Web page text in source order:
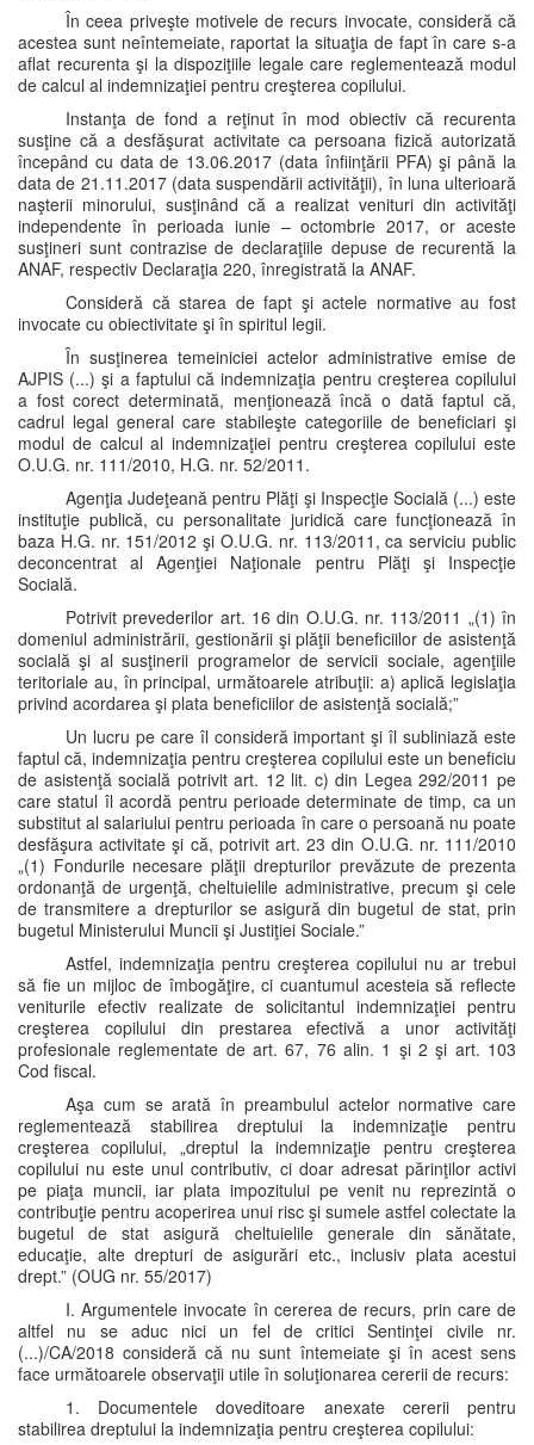
În ceea priveşte motivele de recurs invocate, consideră că
acestea sunt neîntemeiate, raportat la situaţia de fapt în care s-a
aflat recurenta şi la dispoziţiile legale care reglementează modul
de calcul al indemnizaţiei pentru creşterea copilului.
Instanţa de fond a reţinut în mod obiectiv că recurenta
susţine că a desfăşurat activitate ca persoana fizică autorizată
începând cu data de 13.06.2017 (data înfiinţării PFA) şi până la
data de 21.11.2017 (data suspendării activităţii), în luna ulterioară
naşterii minorului, susţinând că a realizat venituri din activităţi
independente în perioada iunie – octombrie 2017, or aceste
susţineri sunt contrazise de declaraţiile depuse de recurentă la
ANAF, respectiv Declaraţia 220, înregistrată la ANAF.
Consideră că starea de fapt şi actele normative au fost
invocate cu obiectivitate şi în spiritul legii.
În susţinerea temeiniciei actelor administrative emise de
AJPIS (...) şi a faptului că indemnizaţia pentru creşterea copilului
a fost corect determinată, menţionează încă o dată faptul că,
cadrul legal general care stabileşte categoriile de beneficiari şi
modul de calcul al indemnizaţiei pentru creşterea copilului este
O.U.G. nr. 111/2010, H.G. nr. 52/2011.
Agenţia Judeţeană pentru Plăţi şi Inspecţie Socială (...) este
instituţie publică, cu personalitate juridică care funcţionează în
baza H.G. nr. 151/2012 şi O.U.G. nr. 113/2011, ca serviciu public
deconcentrat al Agenţiei Naţionale pentru Plăţi şi Inspecţie
Socială.
Potrivit prevederilor art. 16 din O.U.G. nr. 113/2011 „(1) în
domeniul administrării, gestionării şi plăţii beneficiilor de asistenţă
socială şi al susţinerii programelor de servicii sociale, agenţiile
teritoriale au, în principal, următoarele atribuţii: a) aplică legislaţia
privind acordarea şi plata beneficiilor de asistenţă socială;”
Un lucru pe care îl consideră important şi îl subliniază este
faptul că, indemnizaţia pentru creşterea copilului este un beneficiu
de asistenţă socială potrivit art. 12 lit. c) din Legea 292/2011 pe
care statul îl acordă pentru perioade determinate de timp, ca un
substitut al salariului pentru perioada în care o persoană nu poate
desfăşura activitate şi că, potrivit art. 23 din O.U.G. nr. 111/2010
„(1) Fondurile necesare plăţii drepturilor prevăzute de prezenta
ordonanţă de urgenţă, cheltuielile administrative, precum şi cele
de transmitere a drepturilor se asigură din bugetul de stat, prin
bugetul Ministerului Muncii şi Justiţiei Sociale.”
Astfel, indemnizaţia pentru creşterea copilului nu ar trebui
să fie un mijloc de îmbogăţire, ci cuantumul acesteia să reflecte
veniturile efectiv realizate de solicitantul indemnizaţiei pentru
creşterea copilului din prestarea efectivă a unor activităţi
profesionale reglementate de art. 67, 76 alin. 1 şi 2 şi art. 103
Cod fiscal.
Aşa cum se arată în preambulul actelor normative care
reglementează stabilirea dreptului la indemnizaţie pentru
creşterea copilului, „dreptul la indemnizaţie pentru creşterea
copilului nu este unul contributiv, ci doar adresat părinţilor activi
pe piaţa muncii, iar plata impozitului pe venit nu reprezintă o
contribuţie pentru acoperirea unui risc şi sumele astfel colectate la
bugetul de stat asigură cheltuielile generale din sănătate,
educaţie, alte drepturi de asigurări etc., inclusiv plata acestui
drept.” (OUG nr. 55/2017)
I. Argumentele invocate în cererea de recurs, prin care de
altfel nu se aduc nici un fel de critici Sentinţei civile nr.
(...)/CA/2018 consideră că nu sunt întemeiate şi în acest sens
face următoarele observaţii utile în soluţionarea cererii de recurs:
1. Documentele doveditoare anexate cererii pentru
stabilirea dreptului la indemnizaţia pentru creşterea copilului: